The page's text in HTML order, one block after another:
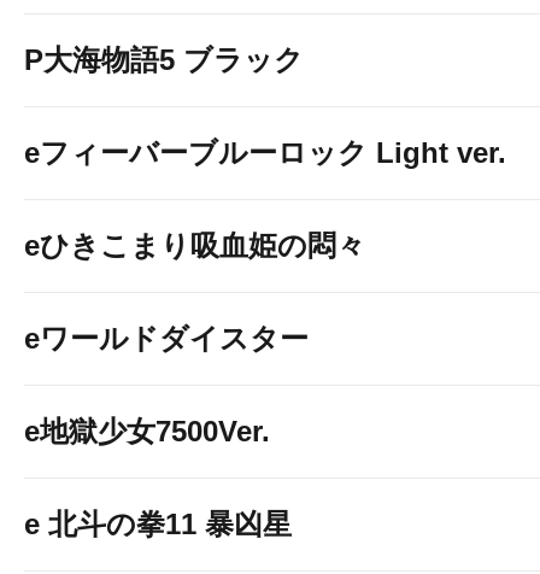
P大海物語5 ブラック
eフィーバーブルーロック Light ver.
eひきこまり吸血姫の悶々
eワールドダイスター
e地獄少女7500Ver.
e 北斗の拳11 暴凶星